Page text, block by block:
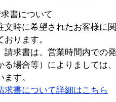
書について
文時に希望されたお客様に
おります。
請求書は、営業時間内での
る場合等）によりましては
ます。
求書について詳細はこちら